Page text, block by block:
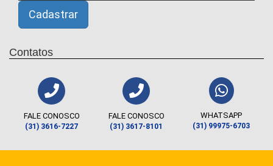
Contatos
FALE CONOSCO
(31) 3616-7227
FALE CONOSCO
(31) 3617-8101
WHATSAPP
(31) 99975-6703